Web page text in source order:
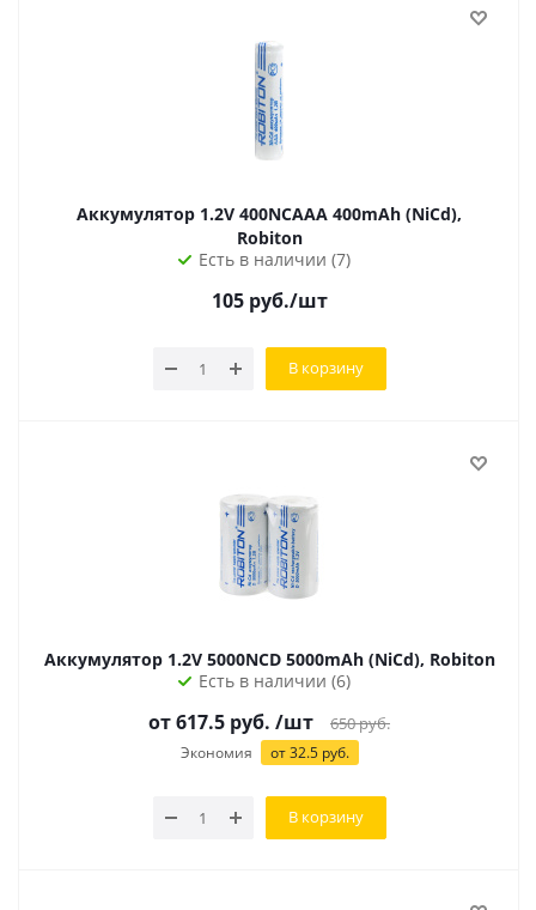
Аккумулятор 1.2V 400NCAAA 400mAh (NiCd),
Robiton
Есть в наличии (7)
105руб./шт
В корзину
Аккумулятор 1.2V 5000NCD 5000mAh (NiCd), Robiton
Есть в наличии (6)
от 617.5 руб. /шт 650руб.
Экономия от 32.5 руб.
В корзину